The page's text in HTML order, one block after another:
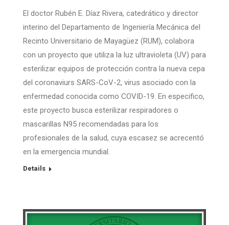
El doctor Rubén E. Díaz Rivera, catedrático y director
interino del Departamento de Ingeniería Mecánica del
Recinto Universitario de Mayagüez (RUM), colabora
con un proyecto que utiliza la luz ultravioleta (UV) para
esterilizar equipos de protección contra la nueva cepa
del coronaviurs SARS-CoV-2, virus asociado con la
enfermedad conocida como COVID-19. En especifico,
este proyecto busca esterilizar respiradores o
mascarillas N95 recomendadas para los
profesionales de la salud, cuya escasez se acrecentó
en la emergencia mundial.
Details